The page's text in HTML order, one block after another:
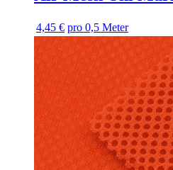
4,45 € pro 0,5 Meter